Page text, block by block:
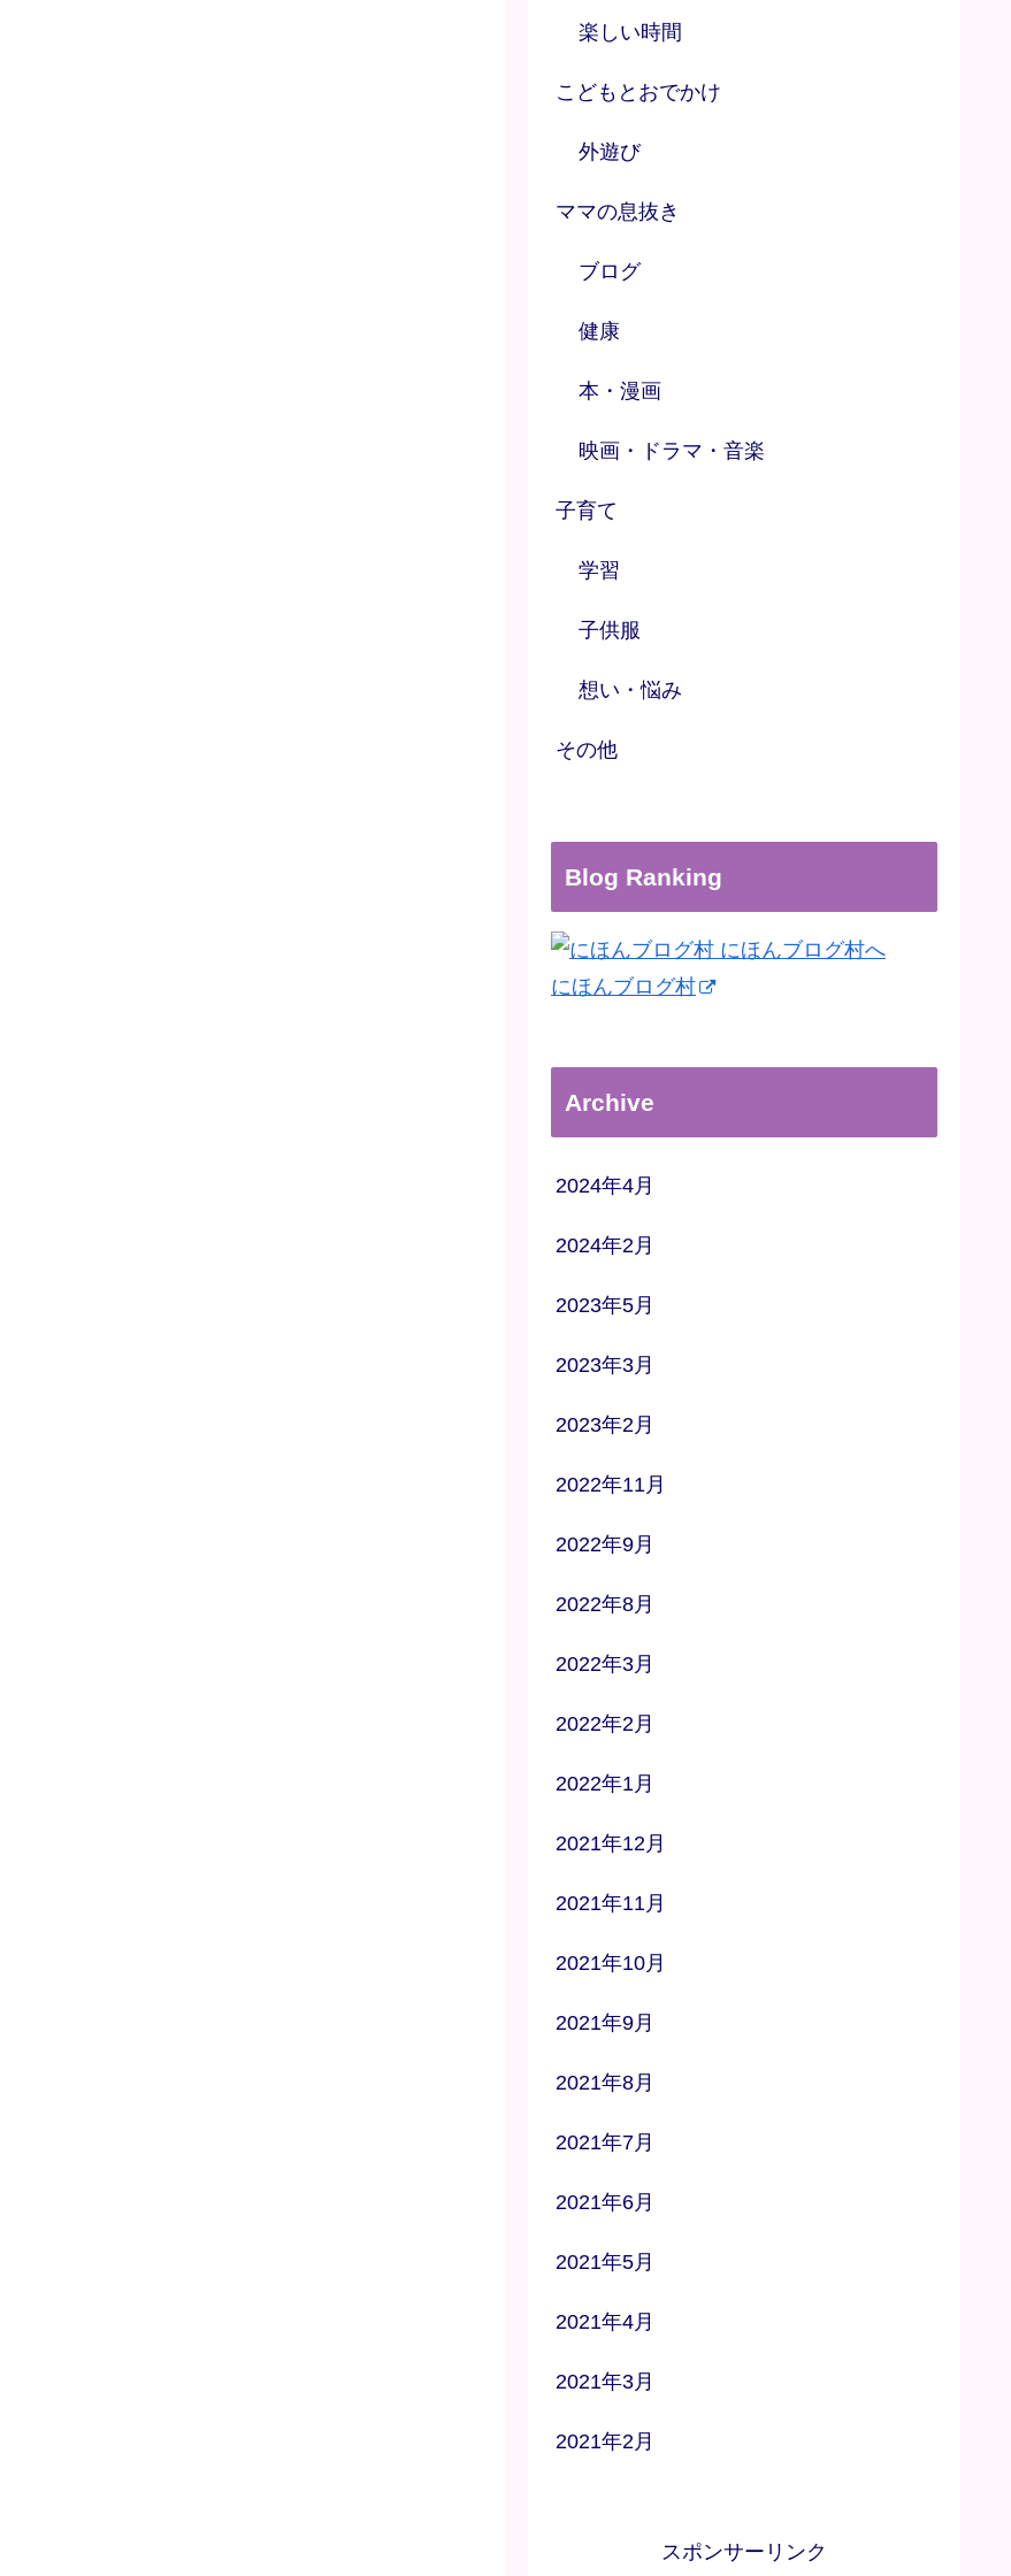
楽しい時間
こどもとおでかけ
外遊び
ママの息抜き
ブログ
健康
本・漫画
映画・ドラマ・音楽
子育て
学習
子供服
想い・悩み
その他
Blog Ranking
にほんブログ村
Archive
2024年4月
2024年2月
2023年5月
2023年3月
2023年2月
2022年11月
2022年9月
2022年8月
2022年3月
2022年2月
2022年1月
2021年12月
2021年11月
2021年10月
2021年9月
2021年8月
2021年7月
2021年6月
2021年5月
2021年4月
2021年3月
2021年2月
スポンサーリンク